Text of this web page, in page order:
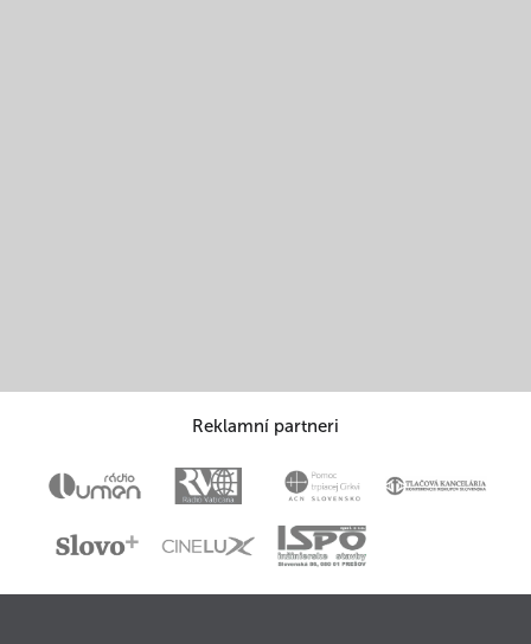
Reklamní partneri